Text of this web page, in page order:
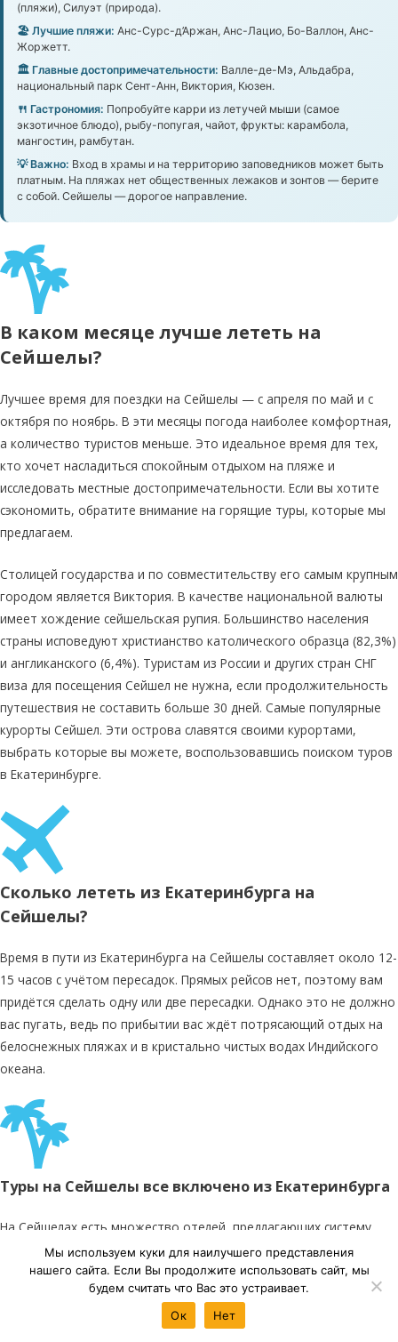
(пляжи), Силуэт (природа).
🏖️ Лучшие пляжи: Анс-Сурс-д’Аржан, Анс-Лацио, Бо-Валлон, Анс-
Жоржетт.
🏛️ Главные достопримечательности: Валле-де-Мэ, Альдабра,
национальный парк Сент-Анн, Виктория, Кюзен.
🍴 Гастрономия: Попробуйте карри из летучей мыши (самое
экзотичное блюдо), рыбу-попугая, чайот, фрукты: карамбола,
мангостин, рамбутан.
💡 Важно: Вход в храмы и на территорию заповедников может быть
платным. На пляжах нет общественных лежаков и зонтов — берите
с собой. Сейшелы — дорогое направление.
В каком месяце лучше лететь на
Сейшелы?
Лучшее время для поездки на Сейшелы — с апреля по май и с
октября по ноябрь. В эти месяцы погода наиболее комфортная,
а количество туристов меньше. Это идеальное время для тех,
кто хочет насладиться спокойным отдыхом на пляже и
исследовать местные достопримечательности. Если вы хотите
сэкономить, обратите внимание на горящие туры, которые мы
предлагаем.
Столицей государства и по совместительству его самым крупным
городом является Виктория. В качестве национальной валюты
имеет хождение сейшельская рупия. Большинство населения
страны исповедуют христианство католического образца (82,3%)
и англиканского (6,4%). Туристам из России и других стран СНГ
виза для посещения Сейшел не нужна, если продолжительность
путешествия не составить больше 30 дней. Самые популярные
курорты Сейшел. Эти острова славятся своими курортами,
выбрать которые вы можете, воспользовавшись поиском туров
в Екатеринбурге.
Сколько лететь из Екатеринбурга на
Сейшелы?
Время в пути из Екатеринбурга на Сейшелы составляет около 12-
15 часов с учётом пересадок. Прямых рейсов нет, поэтому вам
придётся сделать одну или две пересадки. Однако это не должно
вас пугать, ведь по прибытии вас ждёт потрясающий отдых на
белоснежных пляжах и в кристально чистых водах Индийского
океана.
Туры на Сейшелы все включено из Екатеринбурга
На Сейшелах есть множество отелей, предлагающих систему
«всё включено». Это отличный вариант для тех, кто хочет
расслабиться и не думать о дополнительных расходах.
Рассмотрим несколько популярных отелей:
Мы используем куки для наилучшего представления
нашего сайта. Если Вы продолжите использовать сайт, мы
будем считать что Вас это устраивает.
Ок
Нет